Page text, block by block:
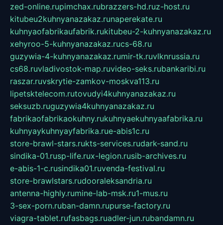
zed-online.rupimchax.rubrazzers-hd.ruz-host.ru
kitubeu2kuhnyanazakaz.runaperekate.ru
kuhnyaofabrikaufabrik.rukitubeu-2-kuhnyanazakaz.ru
xehyroo-5-kuhnyanazakaz.rucs-68.ru
guzywia-4-kuhnyanazakaz.rumir-tk.ruvlknrussia.ru
cs68.ruvladivostok-map.ruvideo-seks.rubankaribi.ru
raszar.ruvskrytie-zamkov-moskva113.ru
lipetsktelecom.rutovudyi4kuhnyanazakaz.ru
seksuzb.ruguzywia4kuhnyanazakaz.ru
fabrikaofabrikaokuhny.rukuhnyaekuhnyaafabrika.ru
kuhnyaykuhnyayfabrika.rue-abis1c.ru
store-brawl-stars.rukts-services.rudark-sand.ru
sindika-01.rusp-life.rux-legion.rusib-archives.ru
e-abis-1-c.rusindika01.ruvenda-festival.ru
store-brawlstars.rudooraleksandria.ru
antenna-highly.rumine-lab-msk.ru1-mus.ru
3-sex-porn.ruban-damn.rupurse-factory.ru
viagra-tablet.rufasbags.ruadler-jun.rubandamn.ru